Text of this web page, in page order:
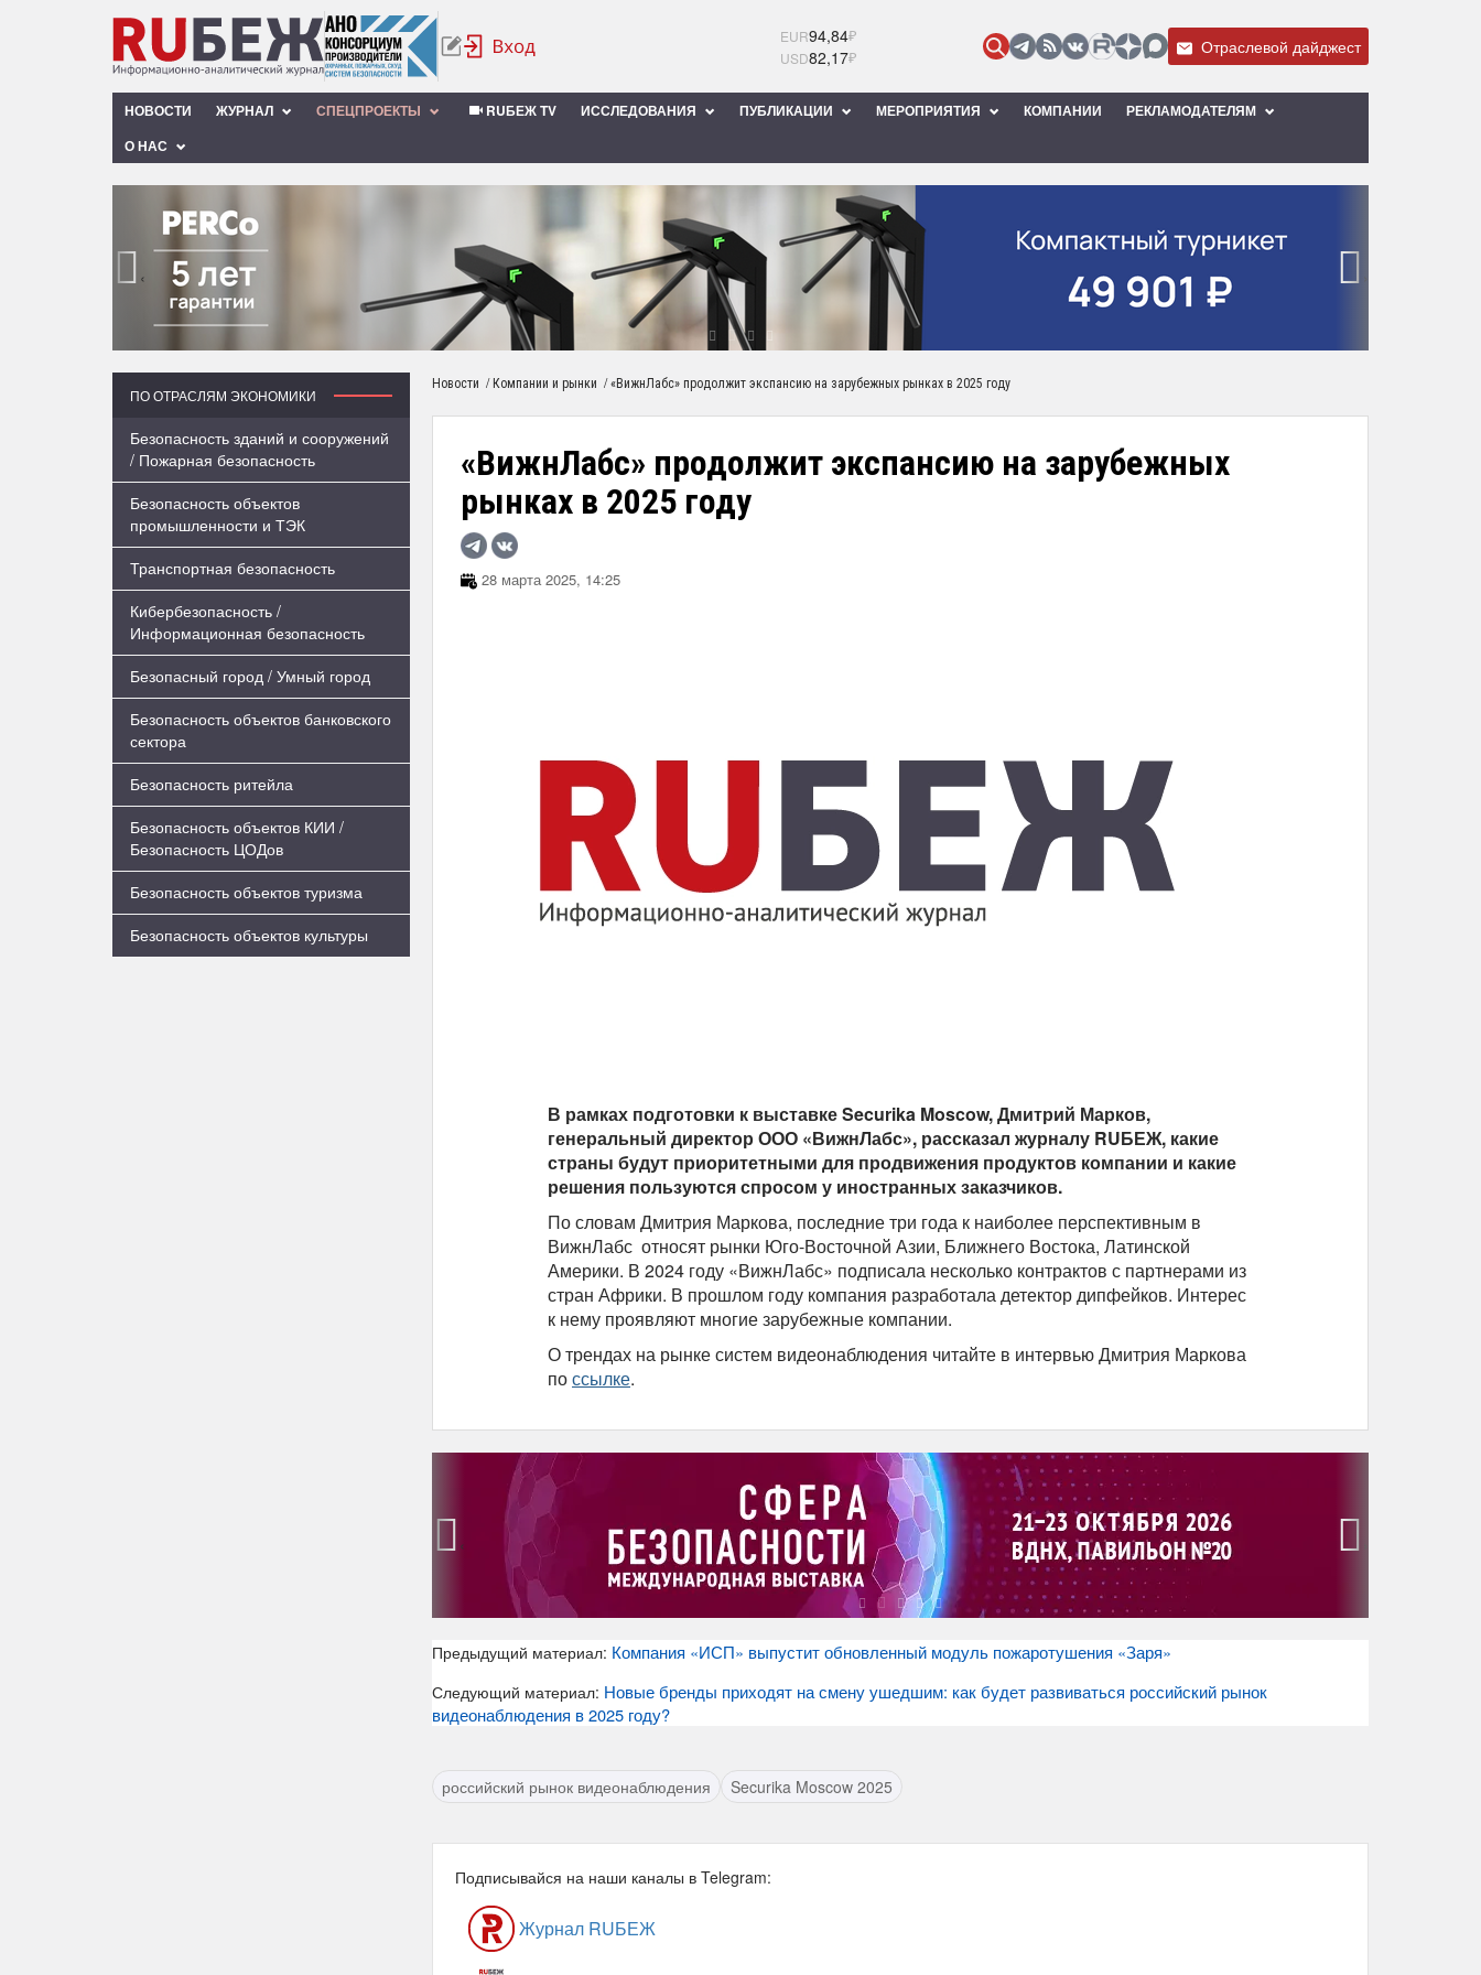
EUR94,84₽
USD82,17₽ Отраслевой дайджест
НОВОСТИ ЖУРНАЛ СПЕЦПРОЕКТЫ RUБЕЖ TV ИССЛЕДОВАНИЯ ПУБЛИКАЦИИ МЕРОПРИЯТИЯ КОМПАНИИ
РЕКЛАМОДАТЕЛЯМ
О НАС
‹
ПО ОТРАСЛЯМ ЭКОНОМИКИ
Безопасность зданий и сооружений
/ Пожарная безопасность
Безопасность объектов
промышленности и ТЭК
Транспортная безопасность
Кибербезопасность /
Информационная безопасность
Безопасный город / Умный город
Безопасность объектов банковского
сектора
Безопасность ритейла
Безопасность объектов КИИ /
Безопасность ЦОДов
Безопасность объектов туризма
Безопасность объектов культуры
Новости / Компании и рынки /«ВижнЛабс» продолжит экспансию на зарубежных рынках в 2025 году
«ВижнЛабс» продолжит экспансию на зарубежных
рынках в 2025 году
28 марта 2025, 14:25
В рамках подготовки к выставке Securika Moscow, Дмитрий Марков,
генеральный директор ООО «ВижнЛабс», рассказал журналу RUБЕЖ, какие
страны будут приоритетными для продвижения продуктов компании и какие
решения пользуются спросом у иностранных заказчиков.
По словам Дмитрия Маркова, последние три года к наиболее перспективным в
ВижнЛабс относят рынки Юго-Восточной Азии, Ближнего Востока, Латинской
Америки. В 2024 году «ВижнЛабс» подписала несколько контрактов с партнерами из
стран Африки. В прошлом году компания разработала детектор дипфейков. Интерес
к нему проявляют многие зарубежные компании.
О трендах на рынке систем видеонаблюдения читайте в интервью Дмитрия Маркова
поссылке.
‹
Предыдущий материал: Компания «ИСП» выпустит обновленный модуль пожаротушения «Заря»
Следующий материал: Новые бренды приходят на смену ушедшим: как будет развиваться российский рынок
видеонаблюдения в 2025 году?
российский рынок видеонаблюдения Securika Moscow 2025
Подписывайся на наши каналы в Telegram:
Журнал RUБЕЖ